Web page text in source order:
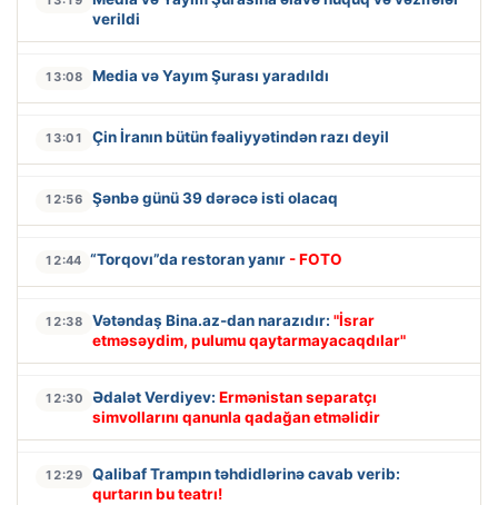
verildi
13:08 Media və Yayım Şurası yaradıldı
13:01 Çin İranın bütün fəaliyyətindən razı deyil
12:56 Şənbə günü 39 dərəcə isti olacaq
12:44 “Torqovı”da restoran yanır - FOTO
12:38 Vətəndaş Bina.az-dan narazıdır: "İsrar
etməsəydim, pulumu qaytarmayacaqdılar"
12:30 Ədalət Verdiyev: Ermənistan separatçı
simvollarını qanunla qadağan etməlidir
12:29
Qalibaf Trampın təhdidlərinə cavab verib:
qurtarın bu teatrı!